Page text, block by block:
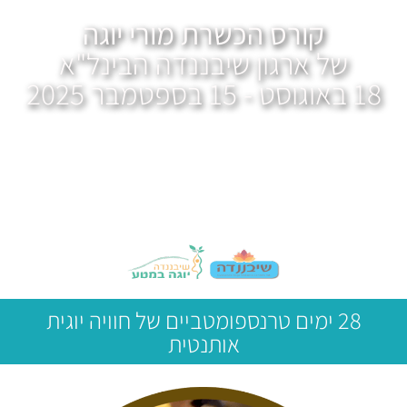
קורס הכשרת מורי יוגה
של ארגון שיבננדה הבינל"א
18 באוגוסט - 15 בספטמבר 2025
28 ימים טרנספומטביים של חוויה יוגית
אותנטית